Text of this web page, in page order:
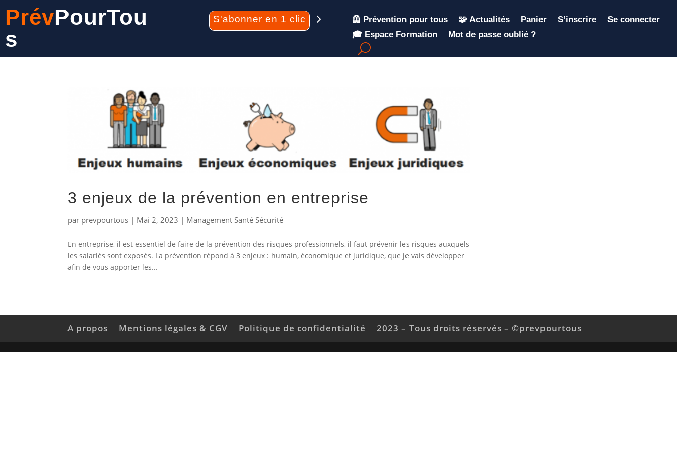
PrévPourTou
s
S'abonner en 1 clic 🦺 Prévention pour tous 🧩 Actualités Panier S’inscrire
Se connecter
🎓 Espace Formation
Mot de passe oublié ?
3 enjeux de la prévention en entreprise
par prevpourtous | Mai 2, 2023 | Management Santé Sécurité
En entreprise, il est essentiel de faire de la prévention des risques professionnels, il faut prévenir les risques auxquels
les salariés sont exposés. La prévention répond à 3 enjeux : humain, économique et juridique, que je vais développer
afin de vous apporter les...
A propos Mentions légales & CGV Politique de confidentialité 2023 – Tous droits réservés – ©prevpourtous